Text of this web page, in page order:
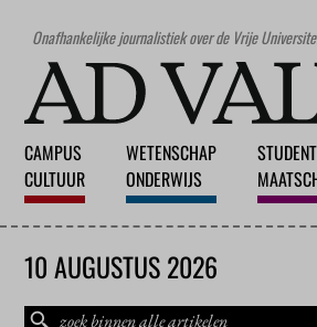
Onafhankelijke journalistiek over de Vrije
CAMPUS
CULTUUR
WETENSCHAP
ONDERWIJS
10 AUGUSTUS 2026